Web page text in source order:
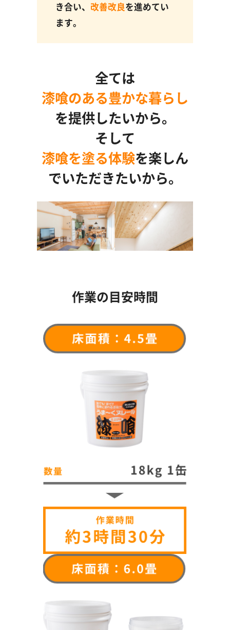
き合い、 改善改良を進めてい
ます。
全ては
漆喰のある豊かな暮らし
を提供したいから。
そして
漆喰を塗る体験を楽しん
でいただきたいから。
作業の目安時間